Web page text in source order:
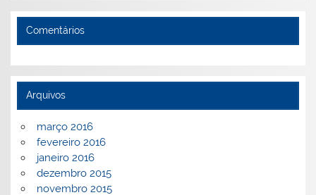
Comentários
Arquivos
março 2016
fevereiro 2016
janeiro 2016
dezembro 2015
novembro 2015